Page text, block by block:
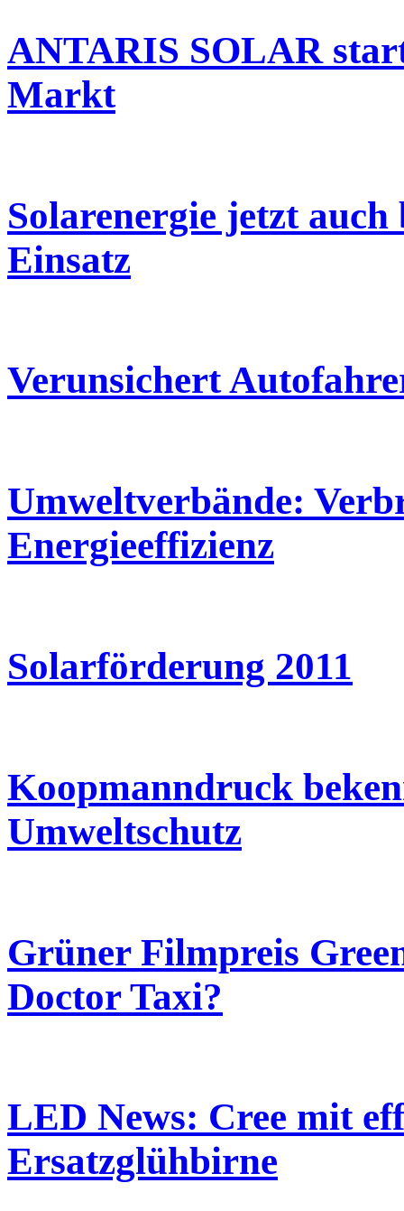
ANTARIS SOLAR
Markt
Solarenergie jetzt
Einsatz
Verunsichert
Umweltverbände:
Energieeffizienz
Solarförderung 2011
Koopmanndruck
Umweltschutz
Grüner Filmpreis
Doctor Taxi?
LED News: Cree mit
Ersatzglühbirne